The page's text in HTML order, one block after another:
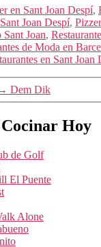
en Sant Joan Despí,
Joan Despí,
Joan,
de Moda en
en Sant Joan
Dem Dik
Hoy
de Golf
El Puente
Alone